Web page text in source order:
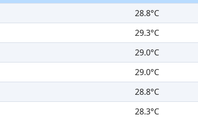
28.8°C
29.3°C
29.0°C
29.0°C
28.8°C
28.3°C